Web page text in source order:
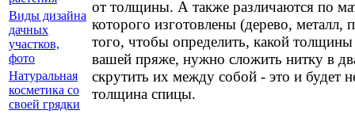
от толщины. А также различаются по
которого изготовлены (дерево, металл,
того, чтобы определить, какой
вашей пряже, нужно сложить нитку в
скрутить их между собой - это и будет
толщина спицы.
Виды дизайна
дачных
участков,
фото
Натуральная
косметика со
своей грядки